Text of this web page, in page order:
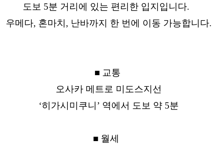
도보 5분 거리에 있는 편리한 입지입니다.
우메다, 혼마치, 난바까지 한 번에 이동 가능합니다.
■ 교통
오사카 메트로 미도스지선
‘히가시미쿠니’ 역에서 도보 약 5분
■ 월세